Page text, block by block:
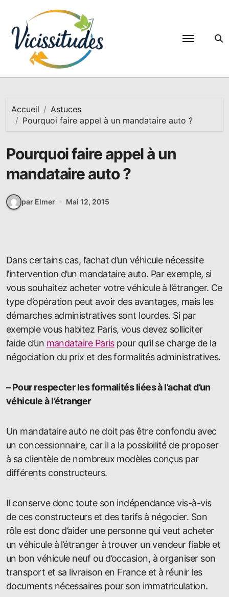
contenu
Accueil
Astuces
Pourquoi faire appel à un mandataire auto ?
Pourquoi faire appel à un
mandataire auto ?
par Elmer Mai 12, 2015
Dans certains cas, l’achat d’un véhicule nécessite
l’intervention d’un mandataire auto. Par exemple, si
vous souhaitez acheter votre véhicule à l’étranger. Ce
type d’opération peut avoir des avantages, mais les
démarches administratives sont lourdes. Si par
exemple vous habitez Paris, vous devez solliciter
l’aide d’un mandataire Parispour qu’il se charge de la
négociation du prix et des formalités administratives.
– Pour respecter les formalités liées à l’achat d’un
véhicule à l’étranger
Un mandataire auto ne doit pas être confondu avec
un concessionnaire, car il a la possibilité de proposer
à sa clientèle de nombreux modèles conçus par
différents constructeurs.
Il conserve donc toute son indépendance vis-à-vis
de ces constructeurs et des tarifs à négocier. Son
rôle est donc d’aider une personne qui veut acheter
un véhicule à l’étranger à trouver un vendeur fiable et
un bon véhicule neuf ou d’occasion, à organiser son
transport et sa livraison en France et à réunir les
documents nécessaires pour son immatriculation.